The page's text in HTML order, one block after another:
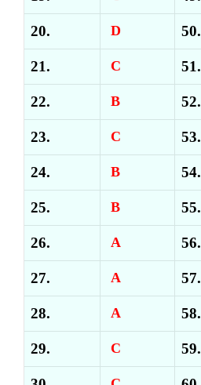
20. D 50.
21. C 51.
22. B 52.
23. C 53.
24. B 54.
25. B 55.
26. A 56.
27. A 57.
28. A 58.
29. C 59.